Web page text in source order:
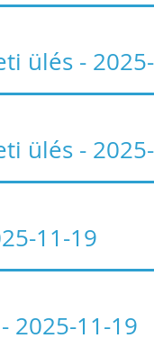
ülés -
ülés -
11-19
2025-11-19